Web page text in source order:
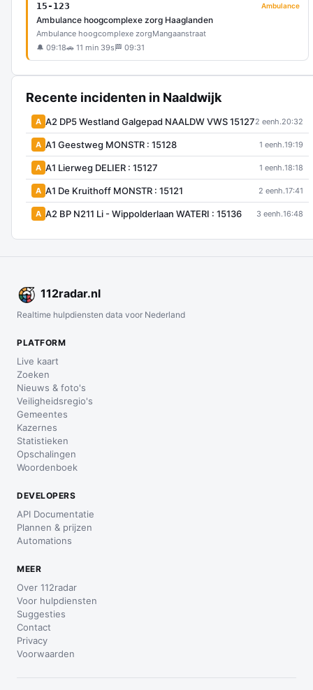
15-123 Ambulance
Ambulance hoogcomplexe zorg Haaglanden
Ambulance hoogcomplexe zorgMangaanstraat
🔔 09:18🚗 11 min 39s 🏁 09:31
Recente incidenten in Naaldwijk
A A2 DP5 Westland Galgepad NAALDW VWS 151272 eenh.20:32
A A1 Geestweg MONSTR : 15128 1 eenh.19:19
A A1 Lierweg DELIER : 15127 1 eenh.18:18
A A1 De Kruithoff MONSTR : 15121 2 eenh.17:41
A A2 BP N211 Li - Wippolderlaan WATERI : 15136 3 eenh.16:48
112radar.nl
Realtime hulpdiensten data voor Nederland
PLATFORM
Live kaart
Zoeken
Nieuws & foto's
Veiligheidsregio's
Gemeentes
Kazernes
Statistieken
Opschalingen
Woordenboek
DEVELOPERS
API Documentatie
Plannen & prijzen
Automations
MEER
Over 112radar
Voor hulpdiensten
Suggesties
Contact
Privacy
Voorwaarden